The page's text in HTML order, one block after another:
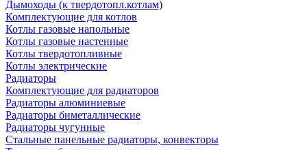
Дымоходы (к твердотопл.котлам)
Комплектующие для котлов
Котлы газовые напольные
Котлы газовые настенные
Котлы твердотопливные
Котлы электрические
Радиаторы
Комплектующие для радиаторов
Радиаторы алюминиевые
Радиаторы биметаллические
Радиаторы чугунные
Стальные панельные радиаторы, конвекторы